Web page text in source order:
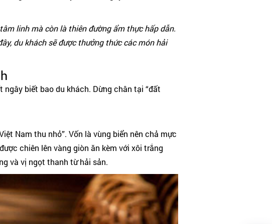
linh mà còn là thiên đường ẩm thực hấp dẫn.
du khách sẽ được thưởng thức các món hải
biết bao du khách. Dừng chân tại “đất
Nam thu nhỏ”. Vốn là vùng biển nên chả mực
chiên lên vàng giòn ăn kèm với xôi trắng
và vị ngọt thanh từ hải sản.